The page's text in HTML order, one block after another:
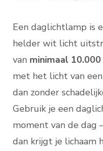
Een daglichtlamp is
helder wit licht
van minimaal
met het licht van
dan zonder
Gebruik je een
moment van de dag
dan krijgt je lichaam